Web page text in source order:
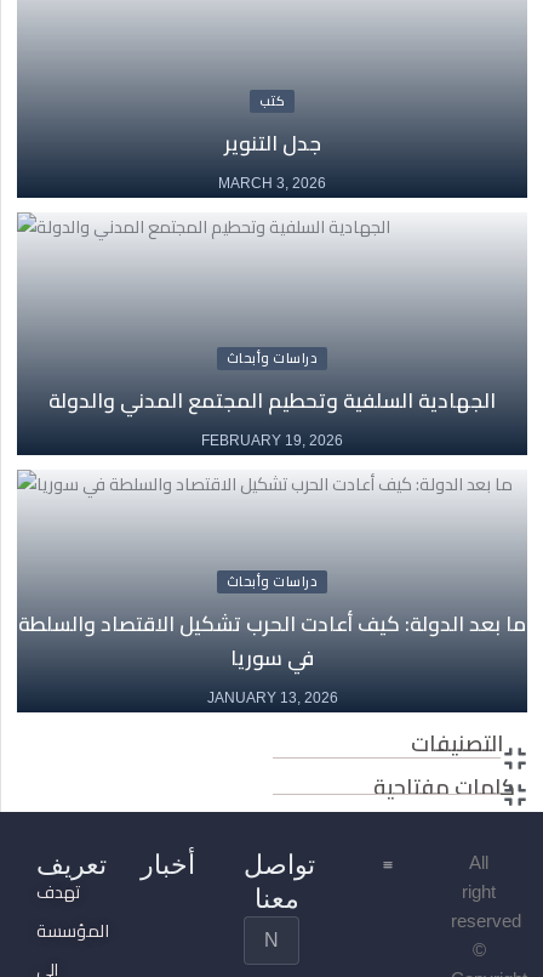
كتب
جدل التنوير
MARCH 3, 2026
دراسات وأبحاث
الجهادية السلفية وتحطيم المجتمع المدني والدولة
FEBRUARY 19, 2026
دراسات وأبحاث
ما بعد الدولة: كيف أعادت الحرب تشكيل الاقتصاد والسلطة
في سوريا
JANUARY 13, 2026
التصنيفات
كلمات مفتاحية
تعريف
تهدف
المؤسسة
إلى
أخبار
تواصل
معنا
All
right
reserved
©